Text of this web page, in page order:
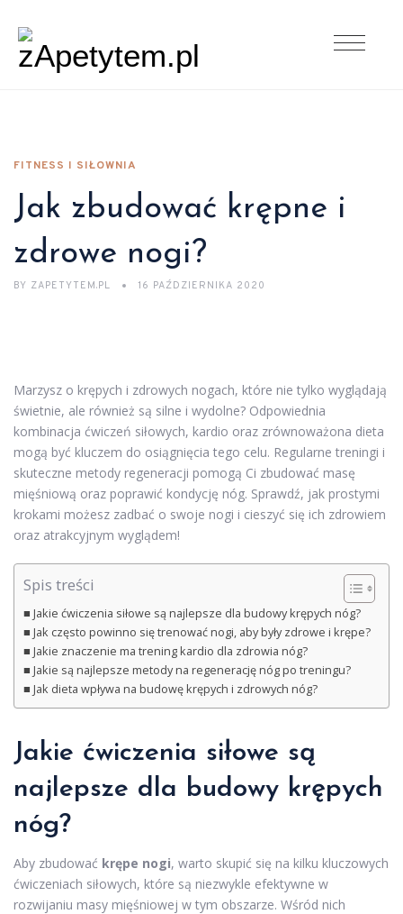
FITNESS I SIŁOWNIA
Jak zbudować krępne i
zdrowe nogi?
BY ZAPETYTEM.PL 16 PAŹDZIERNIKA 2020
Marzysz o krępych i zdrowych nogach, które nie tylko wyglądają
świetnie, ale również są silne i wydolne? Odpowiednia
kombinacja ćwiczeń siłowych, kardio oraz zrównoważona dieta
mogą być kluczem do osiągnięcia tego celu. Regularne treningi i
skuteczne metody regeneracji pomogą Ci zbudować masę
mięśniową oraz poprawić kondycję nóg. Sprawdź, jak prostymi
krokami możesz zadbać o swoje nogi i cieszyć się ich zdrowiem
oraz atrakcyjnym wyglądem!
Spis treści
Jakie ćwiczenia siłowe są najlepsze dla budowy krępych nóg?
Jak często powinno się trenować nogi, aby były zdrowe i krępe?
Jakie znaczenie ma trening kardio dla zdrowia nóg?
Jakie są najlepsze metody na regenerację nóg po treningu?
Jak dieta wpływa na budowę krępych i zdrowych nóg?
Jakie ćwiczenia siłowe są
najlepsze dla budowy krępych
nóg?
Aby zbudować krępe nogi, warto skupić się na kilku kluczowych
ćwiczeniach siłowych, które są niezwykle efektywne w
rozwijaniu masy mięśniowej w tym obszarze. Wśród nich